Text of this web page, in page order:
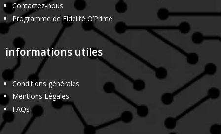
Contactez-nous
Programme de Fidélité O’Prime
informations utiles
Conditions générales
Mentions Légales
FAQs